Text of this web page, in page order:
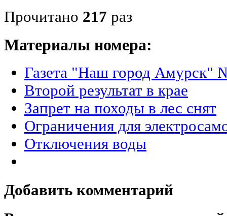
Прочитано 217 раз
Материалы номера:
Газета "Наш город Амурск"
Второй результат в крае
Запрет на походы в лес снят
Ограничения для
Отключения воды
Добавить комментарий